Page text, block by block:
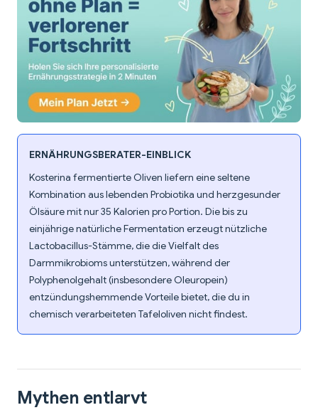
ERNÄHRUNGSBERATER-EINBLICK
Kosterina fermentierte Oliven liefern eine seltene
Kombination aus lebenden Probiotika und herzgesunder
Ölsäure mit nur 35 Kalorien pro Portion. Die bis zu
einjährige natürliche Fermentation erzeugt nützliche
Lactobacillus-Stämme, die die Vielfalt des
Darmmikrobioms unterstützen, während der
Polyphenolgehalt (insbesondere Oleuropein)
entzündungshemmende Vorteile bietet, die du in
chemisch verarbeiteten Tafeloliven nicht findest.
Mythen entlarvt